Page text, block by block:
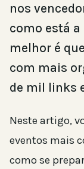
nos
como está
melhor é
com mais
de mil links
Neste artigo,
eventos mais
como se